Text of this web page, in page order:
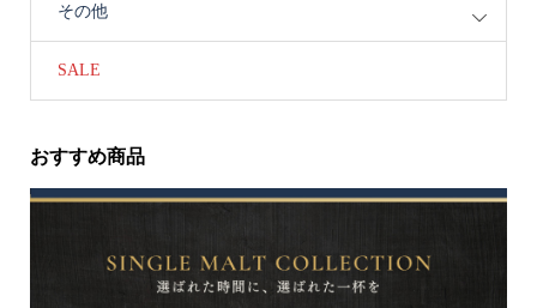
その他
SALE
おすすめ商品